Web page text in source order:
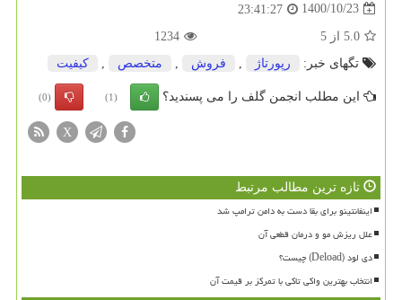
1400/10/23
23:41:27
5.0 از 5
1234
تگهای خبر:
رپورتاژ فروش متخصص كیفیت
این مطلب انجمن گلف را می پسندید؟ (1)
(0)
X
تازه ترین مطالب مرتبط
اینفانتینو برای بقا دست به دامن ترامپ شد
علل ریزش مو و درمان قطعی آن
دی لود (Deload) چیست؟
انتخاب بهترین واکی تاکی با تمرکز بر قیمت آن